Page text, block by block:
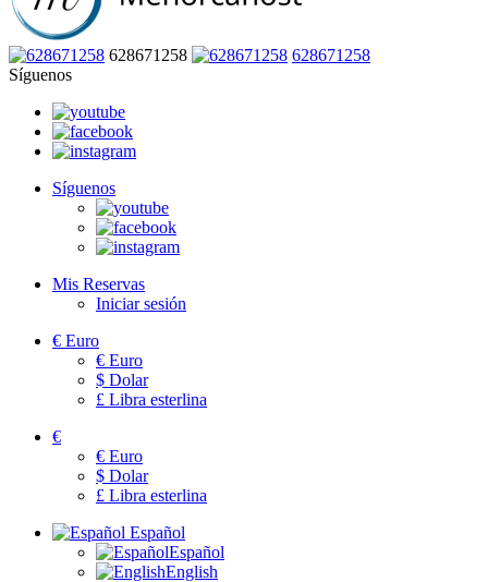
628671258
628671258
Síguenos
Síguenos
Mis Reservas
Iniciar sesión
€ Euro
€ Euro
$ Dolar
£ Libra esterlina
€
€ Euro
$ Dolar
£ Libra esterlina
Español
Español
English